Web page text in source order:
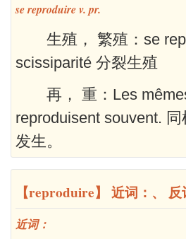
se reproduire v. pr.
生殖， 繁殖：se
scissiparité 分裂生殖
再， 重：Les
reproduisent souvent.
发生。
【reproduire】 近词：、
近词：